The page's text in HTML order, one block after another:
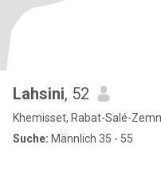
Lahsini, 52
Khemisset, Rabat-Salé-
Suche: Männlich 35 - 55